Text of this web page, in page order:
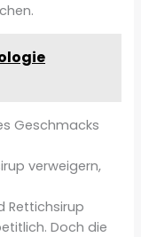
Geschmacks
verweigern,
Rettichsirup
Doch die